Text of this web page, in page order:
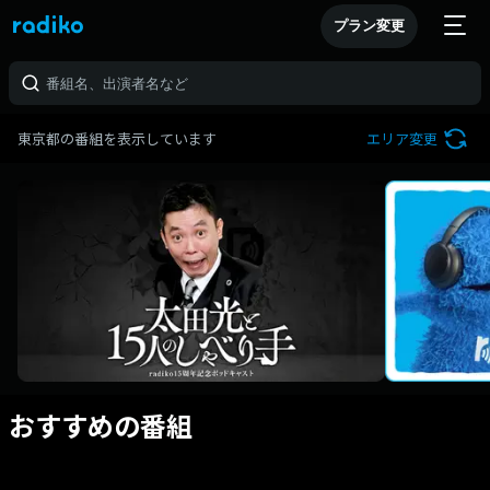
プラン変更
東京都の番組を表示しています エリア変更
おすすめの番組